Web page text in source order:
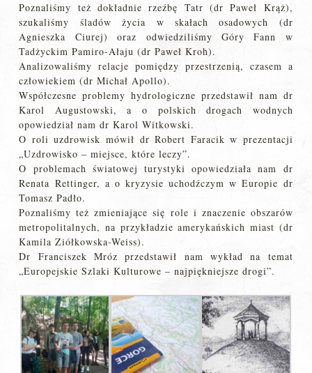
Poznaliśmy też dokładnie rzeźbę Tatr (dr Paweł Krąż),
szukaliśmy śladów życia w skałach osadowych (dr
Agnieszka Ciurej) oraz odwiedziliśmy Góry Fann w
Tadżyckim Pamiro-Ałaju (dr Paweł Kroh).
Analizowaliśmy relacje pomiędzy przestrzenią, czasem a
człowiekiem (dr Michał Apollo).
Współczesne problemy hydrologiczne przedstawił nam dr
Karol Augustowski, a o polskich drogach wodnych
opowiedział nam dr Karol Witkowski.
O roli uzdrowisk mówił dr Robert Faracik w prezentacji
„Uzdrowisko – miejsce, które leczy”.
O problemach światowej turystyki opowiedziała nam dr
Renata Rettinger, a o kryzysie uchodźczym w Europie dr
Tomasz Padło.
Poznaliśmy też zmieniające się role i znaczenie obszarów
metropolitalnych, na przykładzie amerykańskich miast (dr
Kamila Ziółkowska-Weiss).
Dr Franciszek Mróz przedstawił nam wykład na temat
„Europejskie Szlaki Kulturowe – najpiękniejsze drogi”.